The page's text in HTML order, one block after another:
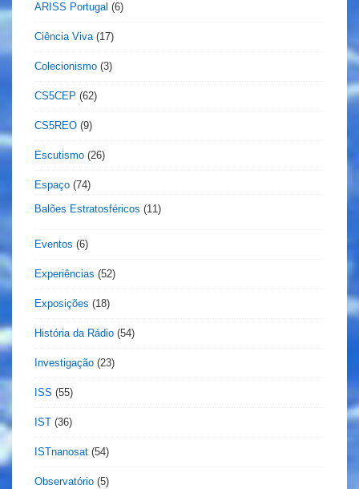
ARISS Portugal (6)
Ciência Viva(17)
Colecionismo (3)
CS5CEP (62)
CS5REO (9)
Escutismo (26)
Espaço (74)
Balões Estratosféricos (11)
Eventos (6)
Experiências (52)
Exposições (18)
História da Rádio (54)
Investigação (23)
ISS (55)
IST (36)
ISTnanosat (54)
Observatório (5)